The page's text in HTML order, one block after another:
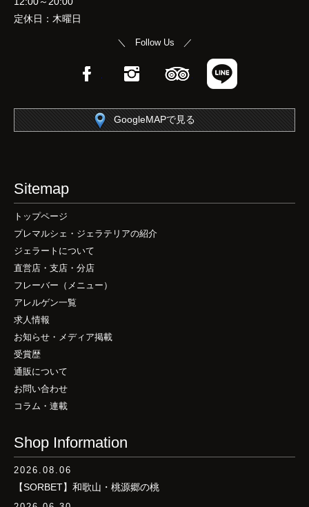
定休日：木曜日
＼ Follow Us ／
FacebookInstagramTripAdvisor
GoogleMAPで見る
Sitemap
トップページ
プレマルシェ・ジェラテリアの紹介
ジェラートについて
直営店・支店・分店
フレーバー（メニュー）
アレルゲン一覧
求人情報
お知らせ・メディア掲載
受賞歴
通販について
お問い合わせ
コラム・連載
Shop Information
2026.08.06
【SORBET】和歌山・桃源郷の桃